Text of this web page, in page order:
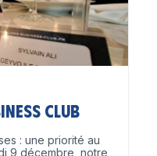
Club
: une priorité au
9 décembre, notre